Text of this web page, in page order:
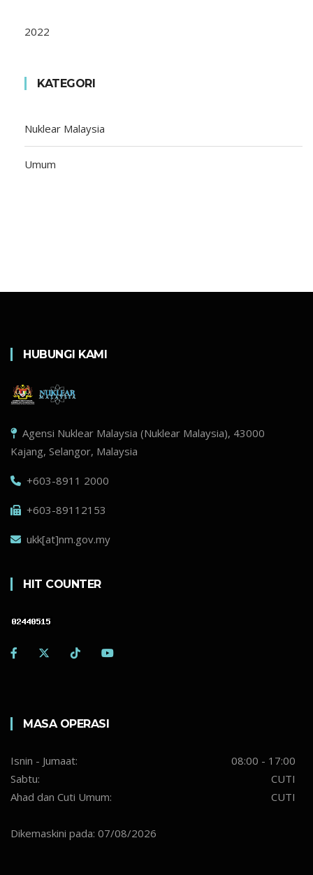
2022
KATEGORI
Nuklear Malaysia
Umum
HUBUNGI KAMI
Agensi Nuklear Malaysia (Nuklear Malaysia), 43000
Kajang, Selangor, Malaysia
+603-8911 2000
+603-89112153
ukk[at]nm.gov.my
HIT COUNTER
MASA OPERASI
Isnin - Jumaat:
08:00 - 17:00
Sabtu:
CUTI
Ahad dan Cuti Umum:
CUTI
Dikemaskini pada: 07/08/2026